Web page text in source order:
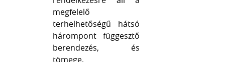
megfelelő
terhelhetőségű hátsó
hárompont függesztő
berendezés, és
tömege,